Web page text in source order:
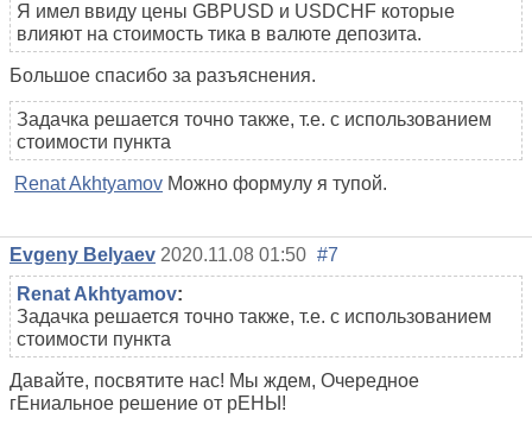
Я имел ввиду цены GBPUSD и USDCHF которые
влияют на стоимость тика в валюте депозита.
Большое спасибо за разъяснения.
Задачка решается точно также, т.е. с использованием
стоимости пункта
Renat Akhtyamov Можно формулу я тупой.
Evgeny Belyaev 2020.11.08 01:50 #7
Renat Akhtyamov:
Задачка решается точно также, т.е. с использованием
стоимости пункта
Давайте, посвятите нас! Мы ждем, Очередное
гЕниальное решение от рЕНЫ!